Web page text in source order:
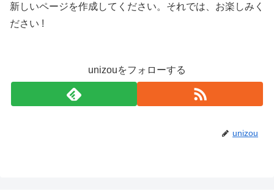
新しいページを作成してください。それでは、お楽しみく
ださい !
unizouをフォローする
unizou